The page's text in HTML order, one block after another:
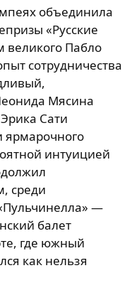
объединила
«Русские
великого Пабло
сотрудничества
Мясина
Сати
ярмарочного
интуицией
среди
—
балет
где южный
как нельзя